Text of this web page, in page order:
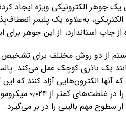
جوهر الکترونیکی ویژه ایجاد
از چاپ استاندارد، از این جوهر
از دو روش مختلف برای تشخیص
یک باتری کوچک عمل می‌کند.
آنها الکترون‌هایی آزاد کنند که
سطوح مهم بالینی را در بر می‌گیرد.